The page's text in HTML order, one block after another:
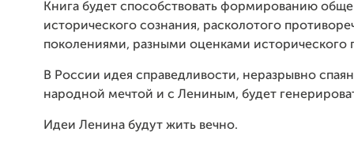
Книга будет способствовать формированию
исторического сознания, расколотого
поколениями, разными оценками исторического
В России идея справедливости, неразрывно
народной мечтой и с Лениным, будет
Идеи Ленина будут жить вечно.